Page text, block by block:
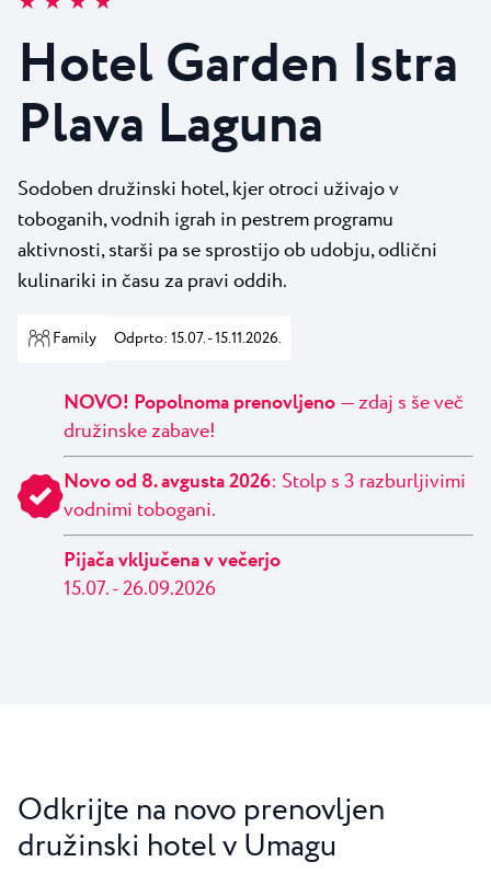
Plava Laguna Sport
Aktivne počitnice
Marine
Gastronomija
Pepi Club
Raziščite vse
Novice
Kontakt
Hotel Garden Istra
Plava Laguna
Sodoben družinski hotel, kjer otroci uživajo v
toboganih, vodnih igrah in pestrem programu
aktivnosti, starši pa se sprostijo ob udobju, odlični
kulinariki in času za pravi oddih.
Family Odprto: 15.07. - 15.11.2026.
NOVO! Popolnoma prenovljeno— zdaj s še več
družinske zabave!
Novo od 8. avgusta 2026: Stolp s 3 razburljivimi
vodnimi tobogani.
Pijača vključena v večerjo
15.07. - 26.09.2026
Odkrijte na novo prenovljen
družinski hotel v Umagu